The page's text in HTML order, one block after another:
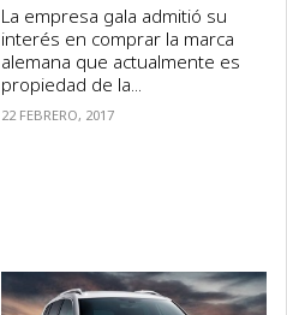
La empresa gala admitió su
interés en comprar la marca
alemana que actualmente es
propiedad de la...
22 FEBRERO, 2017